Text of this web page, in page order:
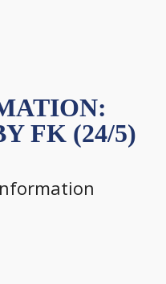
FK (24/5)